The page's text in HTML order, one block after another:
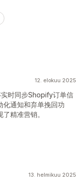
12. elokuu 2025
时同步Shopify订单信
化通知和弃单挽回功
精准营销。
13. helmikuu 2025